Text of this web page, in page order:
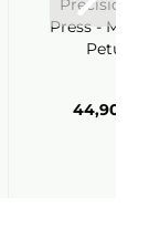
Precision
Press - My
Petunia
44,90